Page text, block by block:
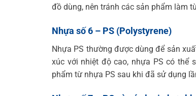
đồ dùng, nên tránh các sản phẩm làm
Nhựa số 6 – PS (Polystyrene)
Nhựa PS thường được dùng để sản
xúc với nhiệt độ cao, nhựa PS có thể
phẩm từ nhựa PS sau khi đã sử dụng